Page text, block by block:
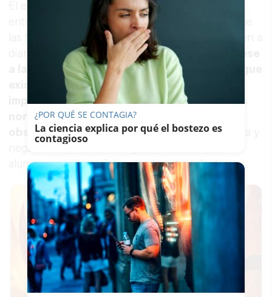
El encuentro, primera toma de contacto formal
entre ambas partes, dejó un reconocimiento que
las familias consideran innegable porque lo viven a
diario: la propia Administración admitió que,
a las inversiones económicas realizadas, sigue
existiendo una falta de recursos muy
importante en los centros escolaresy que la
normativa actual está completamente
obsoleta, algo que repercute de manera directa y
negativa en el desarrollo y avance de estos
alumnos, según señalan desde este colectivo.
¿POR QUÉ SE CONTAGIA?
La ciencia explica por qué el bostezo es
contagioso